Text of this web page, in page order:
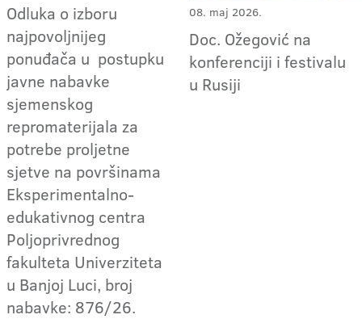
Odluka o izboru
najpovoljnijeg
ponuđača u postupku
javne nabavke
sjemenskog
repromaterijala za
potrebe proljetne
sjetve na površinama
Eksperimentalno-
edukativnog centra
Poljoprivrednog
fakulteta Univerziteta
u Banjoj Luci, broj
nabavke: 876/26.
08. maj 2026.
Doc. Ožegović na
konferenciji i festivalu
u Rusiji